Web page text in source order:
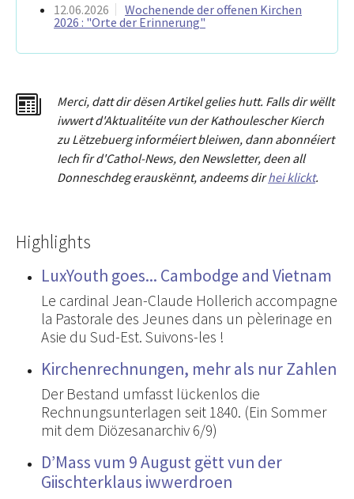
12.06.2026
Wochenende der offenen Kirchen
2026 : "Orte der Erinnerung"
Merci, dattdir dësen Artikel gelies hutt. Falls dir wëllt
iwwert d'Aktualitéite vun der Kathoulescher Kierch
zu Lëtzebuerg informéiert bleiwen, dann abonnéiert
Iech fir d'Cathol-News, den Newsletter, deen all
Donneschdeg erauskënnt, andeems dirhei klickt.
Highlights
LuxYouth goes... Cambodge and Vietnam
Le cardinal Jean-Claude Hollerich accompagne
la Pastorale des Jeunes dans un pèlerinage en
Asie du Sud-Est. Suivons-les !
Kirchenrechnungen, mehr als nur Zahlen
Der Bestand umfasst lückenlos die
Rechnungsunterlagen seit 1840. (Ein Sommer
mit dem Diözesanarchiv 6/9)
D’Mass vum 9 August gëtt vun der
Giischterklaus iwwerdroen